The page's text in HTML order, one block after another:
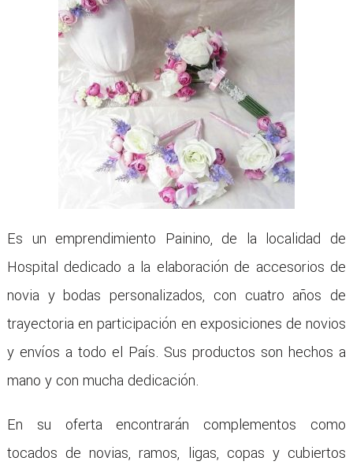
Es un emprendimiento Painino, de la localidad de
Hospital dedicado a la elaboración de accesorios de
novia y bodas personalizados, con cuatro años de
trayectoria en participación en exposiciones de novios
y envíos a todo el País. Sus productos son hechos a
mano y con mucha dedicación.
En su oferta encontrarán complementos como
tocados de novias, ramos, ligas, copas y cubiertos